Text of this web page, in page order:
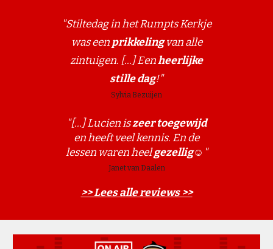
"Stiltedag in het Rumpts Kerkje
was eenprikkelingvan alle
zintuigen. [...] Eenheerlijke
stille dag!"
Sylvia Bezuijen
"[...] Lucieniszeer toegewijd
en heeft veel kennis. En de
lessen waren heelgezellig☺️ "
Janet van Daalen
>> Lees alle reviews >>